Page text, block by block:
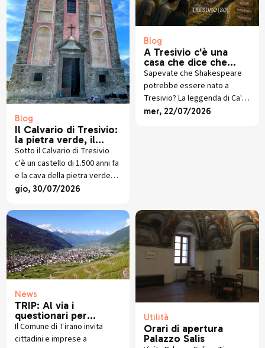
Blog
Il Calvario di Tresivio:
la pietra verde, il
castello scomparso e
lo scavo che sta
riscrivendo la storia
Sotto il Calvario di Tresivio
c'è un castello di 1.500 anni fa
e la cava della pietra verde
che veste ancora oggi la
recenti.
gio, 30/07/2026
Blog
A Tresivio c'è una
casa che dice che
Shakespeare non era
inglese
Sapevate che Shakespeare
potrebbe essere nato a
Tresivio? La leggenda di Ca'
d'Otello, tra il cognome
mer, 22/07/2026
News
TRIP: Al via i
questionari per
rilevare la situazione
della mobilità tra
Il Comune di Tirano invita
cittadini e imprese a
Utilità
Orari di apertura
Palazzo Salis